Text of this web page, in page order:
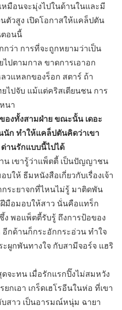
มือนจะมุ่งไปในด้านในและมี
ตัวสูง เปิดโอกาสให้แคล็ปตัน
ตอนนี้
ว่า การที่จะถูกหยามว่าเป็น
ปตามกาล ขาดการเอาอก
วแหลกของร็อก สตาร์ ถ้า
ไปจับ แม้แต่คริสเตียนชน การ
นา
องทั้งสามฝ่าย ขณะนั้น เดอะ
ก ทำให้แคล็ปตันคิดว่าเขา
านรักแบบนี้ไปได้
น เขารู้ว่าแพ็ตตี้ เป็นปัญญาชน
ให้ ธีมหนังสือเกี่ยวกับเรื่องเจ้า
กระยาจกที่ไหนไม่รู้ มาติดพัน
มือมอบให้สาว นั่นคือแทร็ก
ง พอแพ็ตตี้รับรู้ ถึงการป้อของ
อีกด้านก็กระอักกระอ่วน ทำใจ
ผูกพันทางใจ กับสามีจอร์จ แฮริ
จะทน เมื่อรักแรกปิ๊งไม่สมหวัง
กเอา เกร็ดเฮโรอีนในห่อ ที่เขา
สาว เป็นอารมณ์หนุ่ม ฉายา